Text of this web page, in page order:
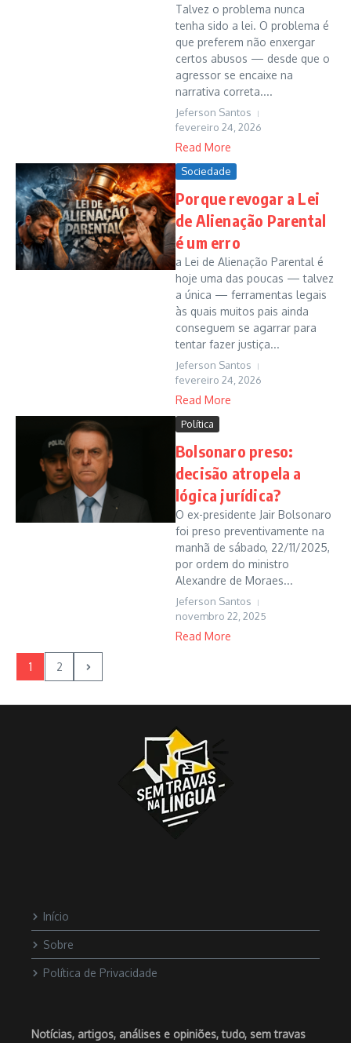
Talvez o problema nunca
tenha sido a lei. O problema é
que preferem não enxergar
certos abusos — desde que o
agressor se encaixe na
narrativa correta....
Jeferson Santos
fevereiro 24, 2026
Read More
Sociedade
Porque revogar a Lei
de Alienação Parental
é um erro
a Lei de Alienação Parental é
hoje uma das poucas — talvez
a única — ferramentas legais
às quais muitos pais ainda
conseguem se agarrar para
tentar fazer justiça...
Jeferson Santos
fevereiro 24, 2026
Read More
Política
Bolsonaro preso:
decisão atropela a
lógica jurídica?
O ex-presidente Jair Bolsonaro
foi preso preventivamente na
manhã de sábado, 22/11/2025,
por ordem do ministro
Alexandre de Moraes...
Jeferson Santos
novembro 22, 2025
Read More
1 2
Início
Sobre
Política de Privacidade
Notícias, artigos, análises e opiniões, tudo, sem travas